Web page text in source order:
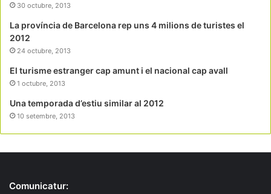
30 octubre, 2013
La província de Barcelona rep uns 4 milions de turistes el
2012
24 octubre, 2013
El turisme estranger cap amunt i el nacional cap avall
1 octubre, 2013
Una temporada d’estiu similar al 2012
10 setembre, 2013
Comunicatur: